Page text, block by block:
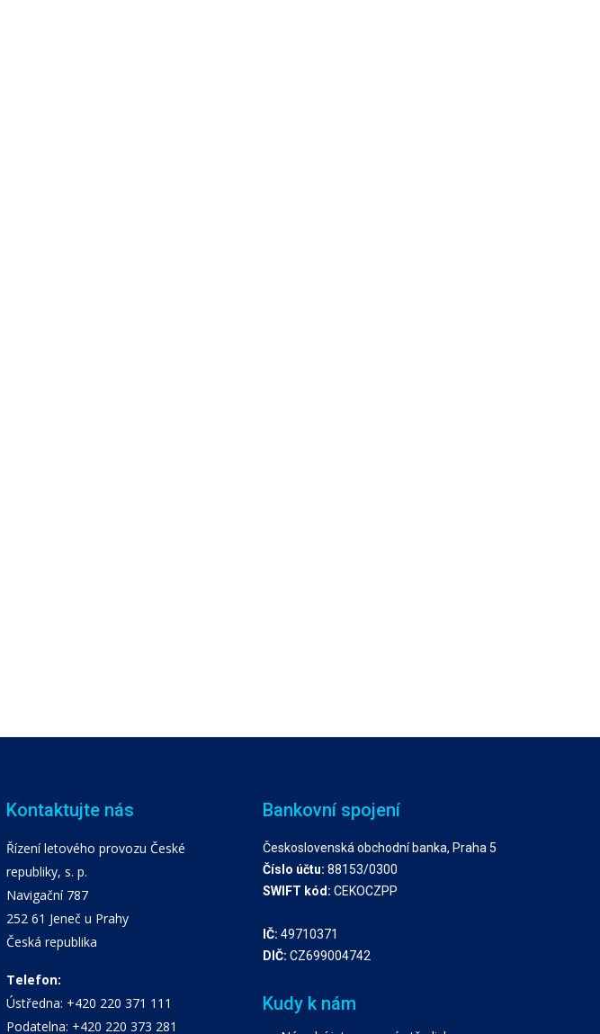
Kontaktujte nás
Řízení letového provozu České
republiky, s. p.
Navigační 787
252 61 Jeneč u Prahy
Česká republika
Telefon:
Ústředna: +420 220 371 111
Podatelna: +420 220 373 281
Bankovní spojení
Československá obchodní banka, Praha 5
Číslo účtu: 88153/0300
SWIFT kód: CEKOCZPP
IČ: 49710371
DIČ: CZ699004742
Kudy k nám